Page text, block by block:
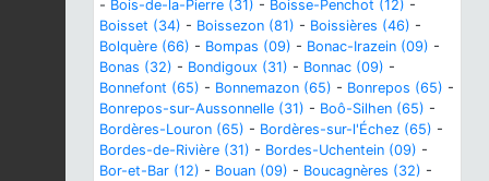
- Bois-de-la-Pierre (31) - Boisse-Penchot (12) -
Boisset (34) - Boissezon (81) - Boissières (46) -
Bolquère (66) - Bompas (09) - Bonac-Irazein (09) -
Bonas (32) - Bondigoux (31) - Bonnac (09) -
Bonnefont (65) - Bonnemazon (65) - Bonrepos (65) -
Bonrepos-sur-Aussonnelle (31) - Boô-Silhen (65) -
Bordères-Louron (65) - Bordères-sur-l'Échez (65) -
Bordes-de-Rivière (31) - Bordes-Uchentein (09) -
Bor-et-Bar (12) - Bouan (09) - Boucagnères (32) -